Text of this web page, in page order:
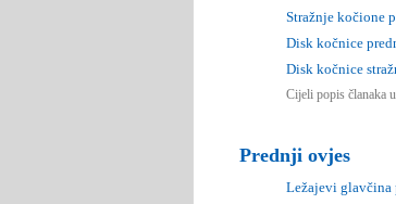
Stražnje kočione
Disk kočnice
Disk kočnice
Cijeli popis članaka
Prednji ovjes
Ležajevi glavčina